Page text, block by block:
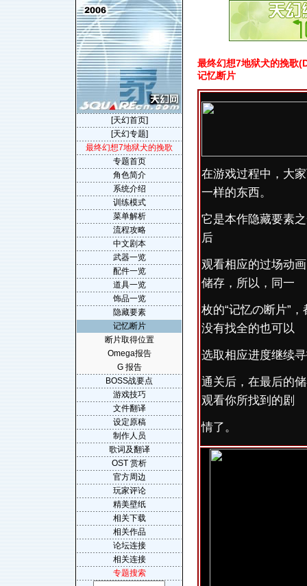
最终幻想7地狱犬的挽
记忆断片
在游戏过程中，大
一样的东西。
它是本作隐藏要素
后
观看相应的过场动
储存，所以，同一
枚的“记忆の断片”
没有找全的也可以
选取相应进度继续
通关后，在最后的
观看你所找到的剧
情了。
[天幻首页]
[天幻专题]
最终幻想7地狱犬的挽歌
专题首页
角色简介
系统介绍
训练模式
菜单解析
流程攻略
中文剧本
武器一览
配件一览
道具一览
饰品一览
隐藏要素
记忆断片
断片取得位置
Omega报告
G 报告
BOSS战要点
游戏技巧
文件翻译
设定原稿
制作人员
歌词及翻译
OST 赏析
官方周边
玩家评论
精美壁纸
相关下载
相关作品
论坛连接
相关连接
专题搜索